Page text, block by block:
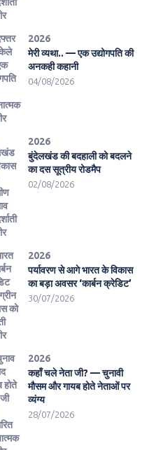
2026
मेरी व्यथा.. — एक उद्योगपति की
अनकही कहानी
04/08/2026
2026
बुंदेलखंड की बदहाली को बदलने
का दस सूत्रीय रोडमैप
02/08/2026
2026
पर्यावरण से आगे भारत के विकास
का बड़ा अवसर ‘कार्बन क्रेडिट’
30/07/2026
2026
कहाँ चले नेता जी? — चुनावी
मौसम और गायब होते नेताओं पर
व्यंग्य
28/07/2026